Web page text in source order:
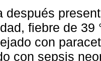
después
fiebre de
con
con sepsis